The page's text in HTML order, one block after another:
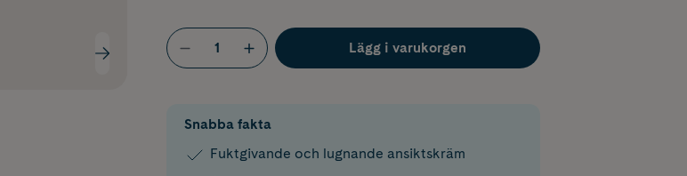
Lägg i varukorgen
Snabba fakta
Fuktgivande och lugnande ansiktskräm